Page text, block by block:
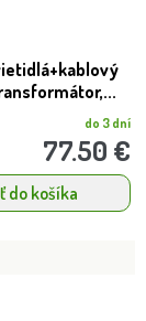
do 3 dní
77.50 €
do košíka